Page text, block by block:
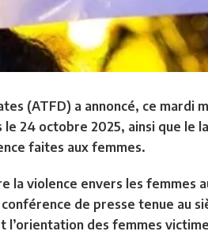
(ATFD) a annoncé, ce
24 octobre 2025, ainsi que le
faites aux femmes.
la violence envers les femmes
conférence de presse tenue au
l’orientation des femmes